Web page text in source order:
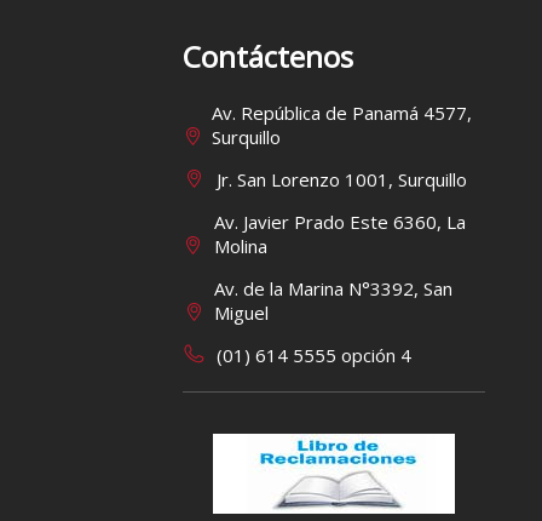
Contáctenos
Av. República de Panamá 4577,
Surquillo
Jr. San Lorenzo 1001, Surquillo
Av. Javier Prado Este 6360, La
Molina
Av. de la Marina N°3392, San
Miguel
(01) 614 5555 opción 4